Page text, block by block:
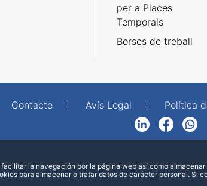
per a Places
Temporals
Borses de treball
Contacte Avís Legal Política
FacebookWhatsApp
la navegación por la página web así como
para almacenar o tratar datos de carácter personal. Si